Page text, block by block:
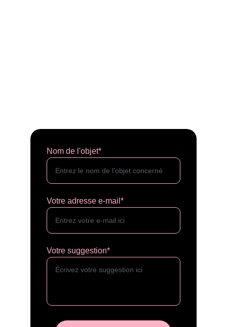
Nom de l'objet*
Votre adresse e-mail*
Votre suggestion*